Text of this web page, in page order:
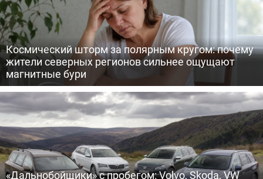
Космический шторм за полярным кругом: почему
жители северных регионов сильнее ощущают
магнитные бури
«Дальнобойщики» с пробегом: Volvo, Skoda, VW